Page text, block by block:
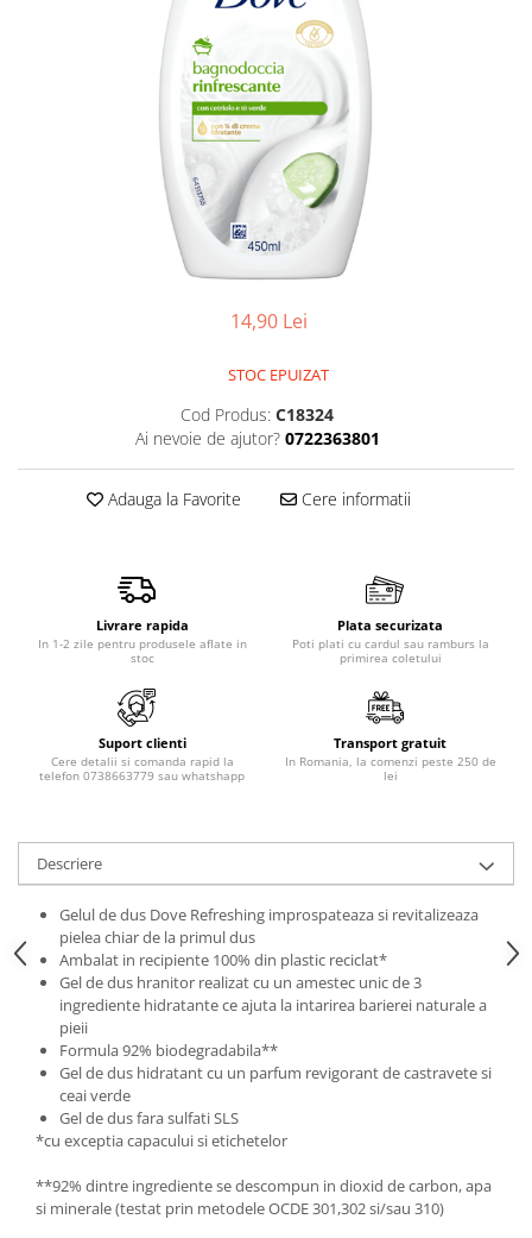
Ceara de par si gel
Cosmetice profesionale
Tratamente si masca de par
Vopsea de par si oxidant
Accesorii tuns si vopsit
Lotiuni si creme de corp
Spuma si saruri de baie
Produse pentru protectie solara
Servetele umede
Bureti de baie
Accesorii ingrijire corp
Creion si tus ochi
Aplicatoare si pensule machiaj
Accesorii machiaj
Igiena dentara
Periute de dinti
Pasta de dinti
Apa de gura
Ata dentara
Adeziv dentar si ingrijire proteza
Igiena intima
Tampoane si absorbante
Geluri si deodorante igiena intima
Produse manichiura & pedichiura
14,90 Lei
STOC EPUIZAT
Cod Produs: C18324
Ai nevoie de ajutor? 0722363801
Adauga la Favorite Cere informatii
Livrare rapida
In 1-2 zile pentru produsele aflate in
stoc
Plata securizata
Poti plati cu cardul sau ramburs la
primirea coletului
Suport clienti
Cere detalii si comanda rapid la
telefon 0738663779 sau whatshapp
Transport gratuit
In Romania, la comenzi peste 250 de
lei
Descriere
Gelul de dus Dove Refreshing improspateaza si revitalizeaza
pielea chiar de la primul dus
Ambalat in recipiente 100% din plastic reciclat*
Gel de dus hranitor realizat cu un amestec unic de 3
ingrediente hidratante ce ajuta la intarirea barierei naturale a
pieii
Formula 92% biodegradabila**
Gel de dus hidratant cu un parfum revigorant de castravete si
ceai verde
Gel de dus fara sulfati SLS
*cu exceptia capacului si etichetelor
**92% dintre ingrediente se descompun in dioxid de carbon, apa
si minerale (testat prin metodele OCDE 301,302 si/sau 310)